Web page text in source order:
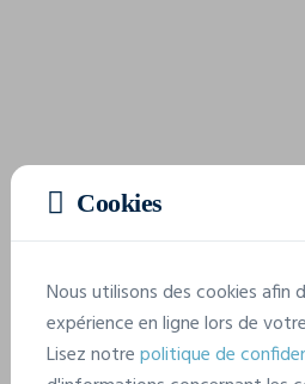
Caractéristiques
Marque
Référence
Cookies
Nous utilisons des cookies afin
expérience en ligne lors de
Lisez notrepolitique de